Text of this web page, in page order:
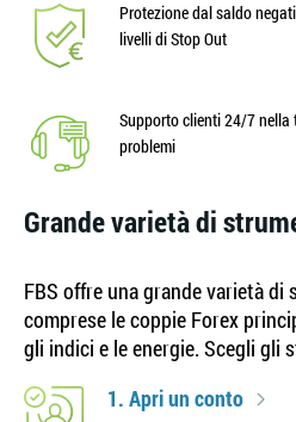
Protezione dal saldo
livelli di Stop Out
Supporto clienti 24/7
problemi
Grande varietà di
FBS offre una grande varietà
comprese le coppie Forex
gli indici e le energie. Scegli gli
1. Apri un conto